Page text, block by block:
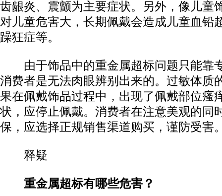
齿龈炎、震颤为主要症状。另外，像儿童
对儿童危害大，长期佩戴会造成儿童血铅
躁狂症等。
由于饰品中的重金属超标问题只能靠
消费者是无法肉眼辨别出来的。过敏体质
果在佩戴饰品过程中，出现了佩戴部位瘙
状，应停止佩戴。消费者在注意美观的同
保，应选择正规销售渠道购买，谨防受害
释疑
重金属超标有哪些危害？